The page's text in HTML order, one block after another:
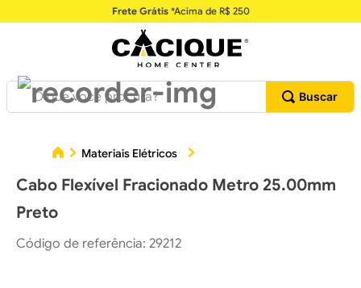
Frete Grátis*Acima de R$ 250
O que você procura?
Materiais Elétricos
Cabo Flexível Fracionado Metro 25.00mm
Preto
Código de referência: 29212